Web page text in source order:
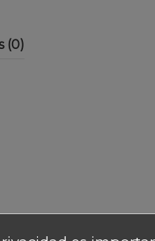
(0)